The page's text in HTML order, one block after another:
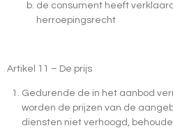
de consument heeft
herroepingsrecht
Artikel 11 – De prijs
Gedurende de in het aanbod
worden de prijzen van de
diensten niet verhoogd,